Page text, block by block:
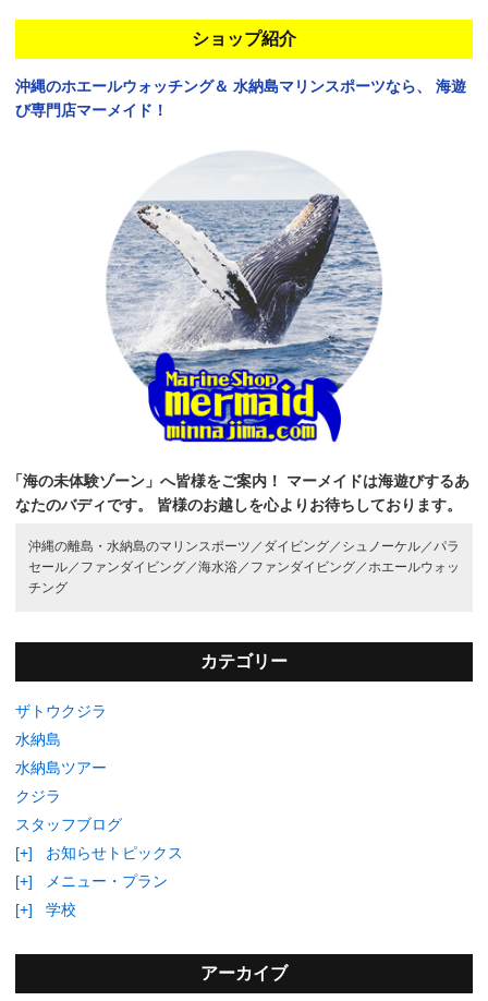
ショップ紹介
沖縄のホエールウォッチング＆ 水納島マリンスポーツなら、
海遊
び専門店マーメイド！
「海の未体験ゾーン」へ皆様をご案内！
マーメイドは海遊びするあ
なたのバディです。
皆様のお越しを心よりお待ちしております。
沖縄の離島・水納島のマリンスポーツ／ ダイビング／ シュノーケル／ パラ
セール／ ファンダイビング／海水浴／ ファンダイビング／ ホエールウォッ
チング
カテゴリー
ザトウクジラ
水納島
水納島ツアー
クジラ
スタッフブログ
[+]
お知らせトピックス
[+]
メニュー・プラン
[+]
学校
アーカイブ